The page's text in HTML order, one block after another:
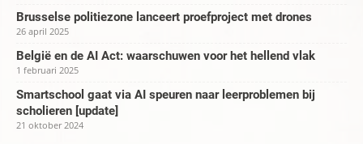
Brusselse politiezone lanceert proefproject met drones
26 april 2025
België en de AI Act: waarschuwen voor het hellend vlak
1 februari 2025
Smartschool gaat via AI speuren naar leerproblemen bij
scholieren [update]
21 oktober 2024